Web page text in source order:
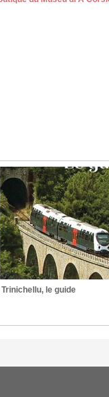
Trinichellu, le guide